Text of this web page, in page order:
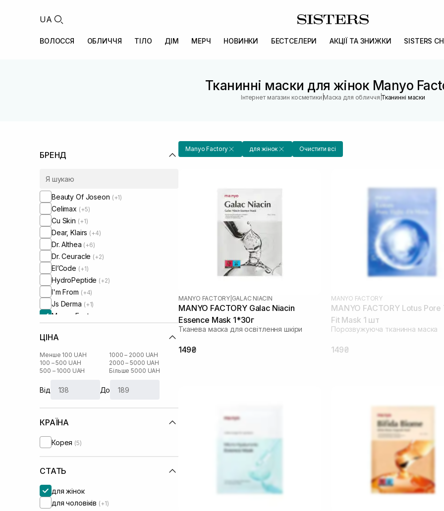
UA
ВОЛОССЯ ОБЛИЧЧЯ ТІЛО ДІМ МЕРЧ НОВИНКИ БЕСТСЕЛЕРИ АКЦІЇ ТА ЗНИЖКИ SISTERS
Тканинні маски для жінок Manyo
Інтернет магазин косметики |Маска для обличчя |Тканинні маски
БРЕНД
Beauty Of Joseon (+1)
Celimax (+5)
Cu Skin (+1)
Dear, Klairs (+4)
Dr. Althea (+6)
Dr. Ceuracle (+2)
El’Code (+1)
HydroPeptide (+2)
I'm From (+4)
Js Derma (+1)
Manyo Factory
Medik8
Needly (+4)
Numbuzin
Patchology
RARE Paris
Rejuran
Rosy Drop
Skin1004
UIQ(+3)
Usolab
ЦІНА
Менше 100 UAH
100 – 500 UAH
500 – 1000 UAH
1000 – 2000 UAH
2000 – 5000 UAH
Більше 5000 UAH
Від До
КРАЇНА
Корея (5)
СТАТЬ
для жінок
для чоловіків (+1)
Manyo Factory для жінок Очистити всі
MANYO FACTORY| GALAC NIACIN
MANYO FACTORY Galac Niacin
Essence Mask 1*30г
Тканева маска для освітлення шкіри
149₴
MANYO FACTORY
MANYO FACTORY Lotus
Fit Mask 1 шт
Порозвужуюча тканинна маска
149₴